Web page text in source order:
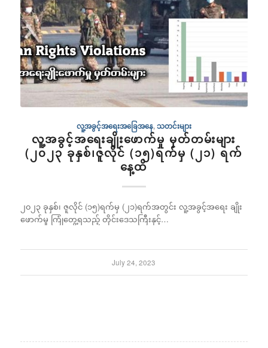
လူ့အခွင့်အရေးအခြေအနေ,သတင်းများ
လူ့အခွင့်အရေးချိုးဖောက်မှု မှတ်တမ်းများ
(၂၀၂၃ ခုနှစ်၊ဇူလိုင် (၁၅)ရက်မှ (၂၁) ရက်
နေ့ထိ
၂၀၂၃ ခုနှစ်၊ ဇူလိုင် (၁၅)ရက်မှ (၂၁)ရက်အတွင်း လူ့အခွင့်အရေး ချိုး
ဖောက်မှု ကြုံတွေ့ရသည့် တိုင်းဒေသကြီးနှင့်…
July 24, 2023